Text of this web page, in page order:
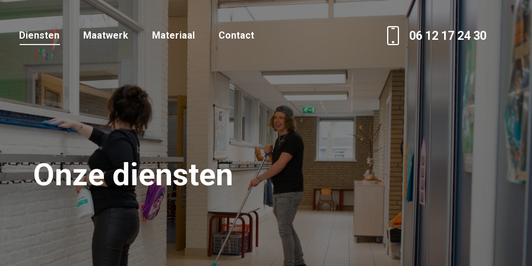
Diensten Maatwerk Materiaal Contact 06 12 17 24 30
Onze diensten